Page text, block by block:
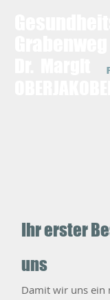
Ihr erster
uns
Damit wir uns ein